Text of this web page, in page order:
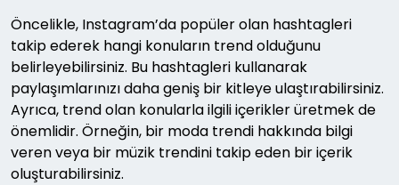
Öncelikle, Instagram’da popüler olan hashtagleri
takip ederek hangi konuların trend olduğunu
belirleyebilirsiniz. Bu hashtagleri kullanarak
paylaşımlarınızı daha geniş bir kitleye ulaştırabilirsiniz.
Ayrıca, trend olan konularla ilgili içerikler üretmek de
önemlidir. Örneğin, bir moda trendi hakkında bilgi
veren veya bir müzik trendini takip eden bir içerik
oluşturabilirsiniz.